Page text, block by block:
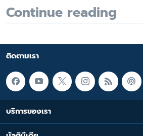
Continue reading
ติดตามเรา
บริการของเรา